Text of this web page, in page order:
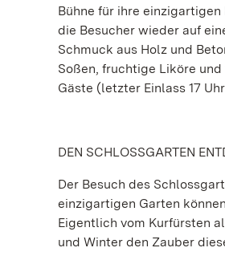
Bühne für ihre
die Besucher wieder auf
Schmuck aus Holz und
Soßen, fruchtige Liköre
Gäste (letzter Einlass 17
DEN SCHLOSSGARTEN
Der Besuch des
einzigartigen Garten
Eigentlich vom Kurfürsten
und Winter den Zauber